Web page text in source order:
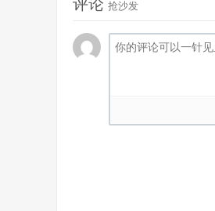
评论 抢沙发